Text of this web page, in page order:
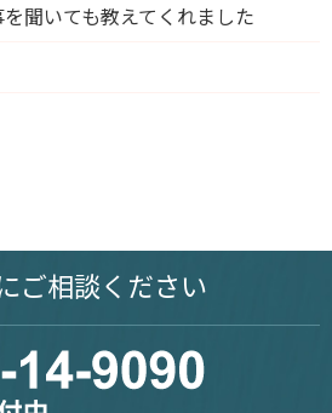
聞いても教えてくれました
ご相談ください